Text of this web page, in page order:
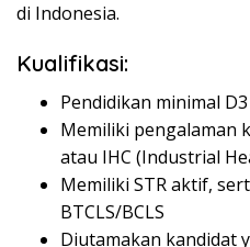
di Indonesia.
Kualifikasi:
Pendidikan minimal
Memiliki pengalaman
atau IHC (Industrial
Memiliki STR aktif,
BTCLS/BCLS
Diutamakan kandidat